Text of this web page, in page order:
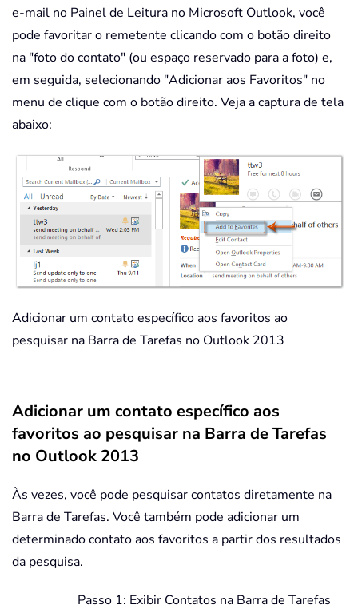
e-mail no Painel de Leitura no Microsoft Outlook, você
pode favoritar o remetente clicando com o botão direito
na "foto do contato" (ou espaço reservado para a foto) e,
em seguida, selecionando "Adicionar aos Favoritos" no
menu de clique com o botão direito. Veja a captura de tela
abaixo:
Adicionar um contato específico aos favoritos ao
pesquisar na Barra de Tarefas no Outlook 2013
Adicionar um contato específico aos
favoritos ao pesquisar na Barra de Tarefas
no Outlook 2013
Às vezes, você pode pesquisar contatos diretamente na
Barra de Tarefas. Você também pode adicionar um
determinado contato aos favoritos a partir dos resultados
da pesquisa.
Passo 1: Exibir Contatos na Barra de Tarefas